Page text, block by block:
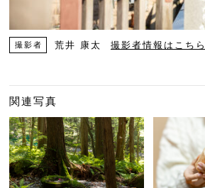
撮影者 荒井 康太 撮影者情報はこち
関連写真